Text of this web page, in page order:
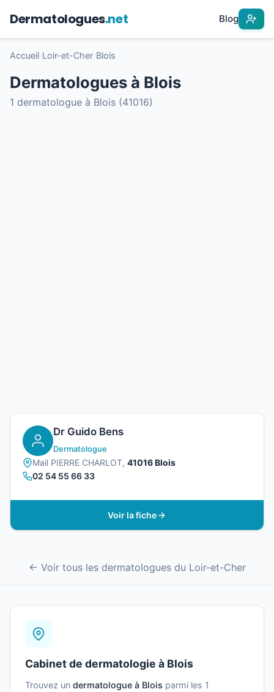
Dermatologues.net Blog
Accueil Loir-et-Cher Blois
Dermatologues à Blois
1 dermatologue à Blois (41016)
Dr Guido Bens
Dermatologue
Mail PIERRE CHARLOT, 41016 Blois
02 54 55 66 33
Voir la fiche
← Voir tous les dermatologues du Loir-et-Cher
Cabinet de dermatologie à Blois
Trouvez un dermatologue à Blois parmi les 1